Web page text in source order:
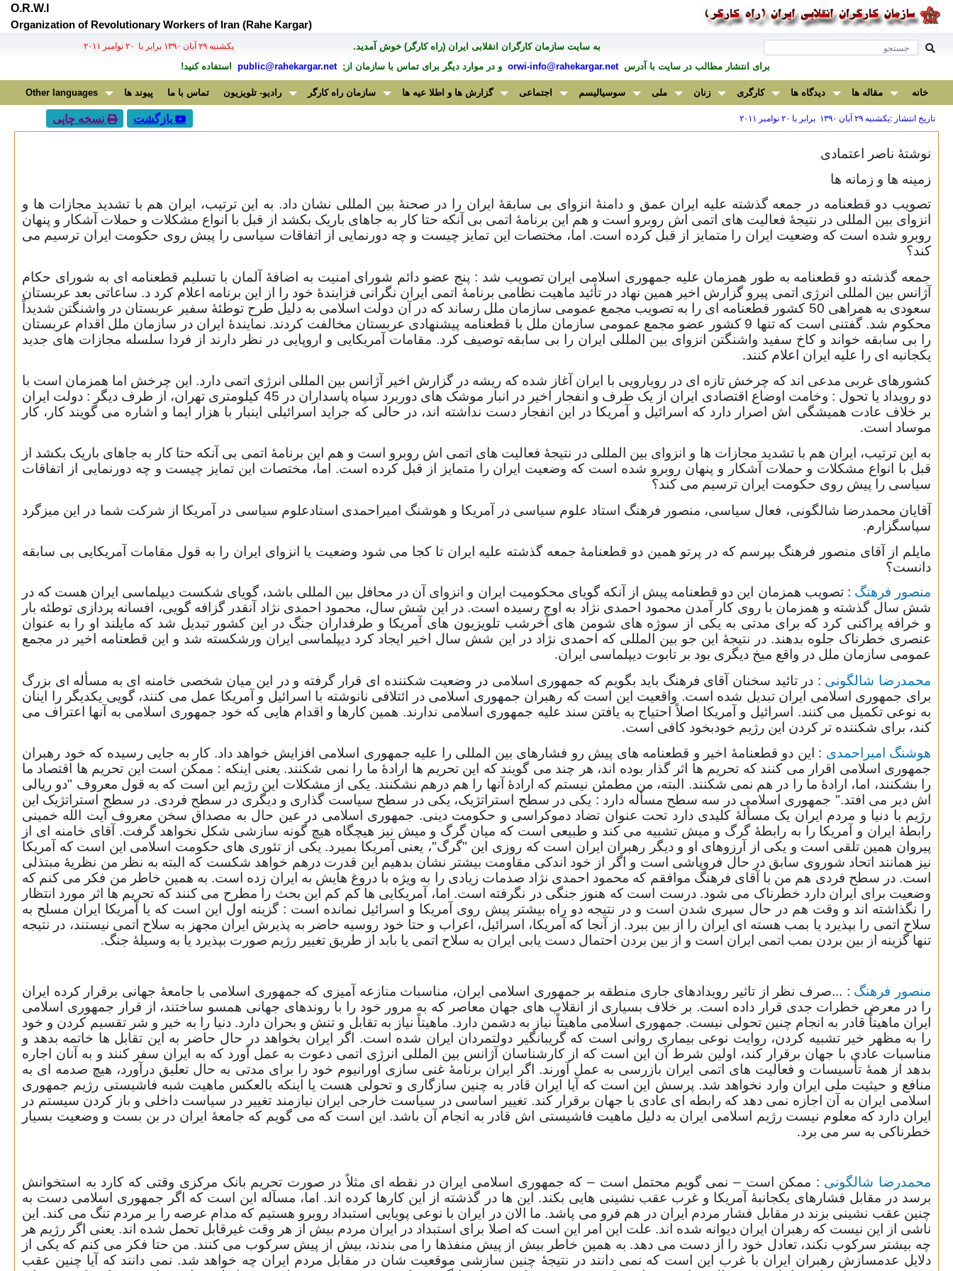
O.R.W.I
Organization of Revolutionary Workers of Iran (Rahe Kargar)
به سايت سازمان کارگران انقلابی ايران (راه کارگر) خوش آمديد. يكشنبه ۲۹ آبان ۱۳۹۰ برابر با ۲۰ نوامبر ۲۰۱۱
برای انتشار مطالب در سايت با آدرسorwi-info@rahekargar.net و در موارد ديگر برای تماس با سازمان از;public@rahekargar.net استفاده کنید!
خانه مقاله ها دیدگاه ها کارگری زنان ملی سوسیالیسم اجتماعی گزارش ها و اطلا عیه ها سازمان راه کارگر رادیو- تلویزیون تماس با ما پیوند ها Other languages
تاریخ انتشار :يكشنبه ۲۹ آبان ۱۳۹۰ برابر با ۲۰ نوامبر ۲۰۱۱ بازگشت نسخه چاپی
نوشتۀ ناصر اعتمادی
زمینه ها و زمانه ها
تصویب دو قطعنامه در جمعه گذشته علیه ایران عمق و دامنۀ انزوای بی سابقۀ ایران را در صحنۀ بین المللی نشان داد. به این ترتیب، ایران هم با تشدید مجازات ها و
انزوای بین المللی در نتیجۀ فعالیت های اتمی اش روبرو است و هم این برنامۀ اتمی بی آنکه حتا کار به جاهای باریک بکشد از قبل با انواع مشکلات و حملات آشکار و پنهان
روبرو شده است که وضعیت ایران را متمایز از قبل کرده است. اما، مختصات این تمایز چیست و چه دورنمایی از اتفاقات سیاسی را پیش روی حکومت ایران ترسیم می
کند؟
جمعه گذشته دو قطعنامه به طور همزمان علیه جمهوری اسلامی ایران تصویب شد : پنج عضو دائم شورای امنیت به اضافۀ آلمان با تسلیم قطعنامه ای به شورای حکام
آژانس بین المللی انرژی اتمی پیرو گزارش اخیر همین نهاد در تأئید ماهیت نظامی برنامۀ اتمی ایران نگرانی فزایندۀ خود را از این برنامه اعلام کرد د. ساعاتی بعد عربستان
سعودی به همراهی 50 کشور قطعنامه ای را به تصویب مجمع عمومی سازمان ملل رساند که در آن دولت اسلامی به دلیل طرح توطئۀ سفیر عربستان در واشنگتن شدیداً
محکوم شد. گفتنی است که تنها 9 کشور عضو مجمع عمومی سازمان ملل با قطعنامه پیشنهادی عربستان مخالفت کردند. نمایندۀ ایران در سازمان ملل اقدام عربستان
را بی سابقه خواند و کاخ سفید واشنگتن انزوای بین المللی ایران را بی سابقه توصیف کرد. مقامات آمریکایی و اروپایی در نظر دارند از فردا سلسله مجازات های جدید
یکجانبه ای را علیه ایران اعلام کنند.
کشورهای غربی مدعی اند که چرخش تازه ای در رویارویی با ایران آغاز شده که ریشه در گزارش اخیر آژانس بین المللی انرژی اتمی دارد. این چرخش اما همزمان است با
دو رویداد یا تحول : وخامت اوضاع اقتصادی ایران از یک طرف و انفجار اخیر در انبار موشک های دوربرد سپاه پاسداران در 45 کیلومتری تهران، از طرف دیگر : دولت ایران
بر خلاف عادت همیشگی اش اصرار دارد که اسرائیل و آمریکا در این انفجار دست نداشته اند، در حالی که جراید اسرائیلی اینبار با هزار ایما و اشاره می گویند کار، کار
موساد است.
به این ترتیب، ایران هم با تشدید مجازات ها و انزوای بین المللی در نتیجۀ فعالیت های اتمی اش روبرو است و هم این برنامۀ اتمی بی آنکه حتا کار به جاهای باریک بکشد از
قبل با انواع مشکلات و حملات آشکار و پنهان روبرو شده است که وضعیت ایران را متمایز از قبل کرده است. اما، مختصات این تمایز چیست و چه دورنمایی از اتفاقات
سیاسی را پیش روی حکومت ایران ترسیم می کند؟
آقایان محمدرضا شالگونی، فعال سیاسی، منصور فرهنگ استاد علوم سیاسی در آمریکا و هوشنگ امیراحمدی استادعلوم سیاسی در آمریکا از شرکت شما در این میزگرد
سپاسگزارم.
مایلم از آقای منصور فرهنگ بپرسم که در پرتو همین دو قطعنامۀ جمعه گذشته علیه ایران تا کجا می شود وضعیت یا انزوای ایران را به قول مقامات آمریکایی بی سابقه
دانست؟
منصور فرهنگ : تصویب همزمان این دو قطعنامه پیش از آنکه گویای محکومیت ایران و انزوای آن در محافل بین المللی باشد، گویای شکست دیپلماسی ایران هست که در
شش سال گذشته و همزمان با روی کار آمدن محمود احمدی نژاد به اوج رسیده است. در این شش سال، محمود احمدی نژاد آنقدر گزافه گویی، افسانه پردازی توطئه بار
و خرافه پراکنی کرد که برای مدتی به یکی از سوژه های شومن های آخرشب تلویزیون های آمریکا و طرفداران جنگ در این کشور تبدیل شد که مایلند او را به عنوان
عنصری خطرناک جلوه بدهند. در نتیجۀ این جو بین المللی که احمدی نژاد در این شش سال اخیر ایجاد کرد دیپلماسی ایران ورشکسته شد و این قطعنامه اخیر در مجمع
عمومی سازمان ملل در واقع میخ دیگری بود بر تابوت دیپلماسی ایران.
محمدرضا شالگونی : در تائید سخنان آقای فرهنگ باید بگویم که جمهوری اسلامی در وضعیت شکننده ای قرار گرفته و در این میان شخصی خامنه ای به مسأله ای بزرگ
برای جمهوری اسلامی ایران تبدیل شده است. واقعیت این است که رهبران جمهوری اسلامی در ائتلافی نانوشته با اسرائیل و آمریکا عمل می کنند، گویی یکدیگر را اینان
به نوعی تکمیل می کنند. اسرائیل و آمریکا اصلاً احتیاج به یافتن سند علیه جمهوری اسلامی ندارند. همین کارها و اقدام هایی که خود جمهوری اسلامی به آنها اعتراف می
کند، برای شکننده تر کردن این رژیم خودبخود کافی است.
هوشنگ امیراحمدی : این دو قطعنامۀ اخیر و قطعنامه های پیش رو فشارهای بین المللی را علیه جمهوری اسلامی افزایش خواهد داد. کار به جایی رسیده که خود رهبران
جمهوری اسلامی اقرار می کنند که تحریم ها اثر گذار بوده اند، هر چند می گویند که این تحریم ها ارادۀ ما را نمی شکنند. یعنی اینکه : ممکن است این تحریم ها اقتصاد ما
را بشکنند، اما، ارادۀ ما را در هم نمی شکنند. البته، من مطمئن نیستم که ارادۀ آنها را هم درهم نشکنند. یکی از مشکلات این رژیم این است که به قول معروف "دو ریالی
اش دیر می افتد." جمهوری اسلامی در سه سطح مسأله دارد : یکی در سطح استراتژیک، یکی در سطح سیاست گذاری و دیگری در سطح فردی. در سطح استراتژیک این
رژیم با دنیا و مردم ایران یک مسألۀ کلیدی دارد تحت عنوان تضاد دموکراسی و حکومت دینی. جمهوری اسلامی در عین حال به مصداق سخن معروف آیت الله خمینی
رابطۀ ایران و آمریکا را به رابطۀ گرگ و میش تشبیه می کند و طبیعی است که میان گرگ و میش نیز هیچگاه هیچ گونه سازشی شکل نخواهد گرفت. آقای خامنه ای از
پیروان همین تلقی است و یکی از آرزوهای او و دیگر رهبران ایران است که روزی این "گرگ"، یعنی آمریکا بمیرد. یکی از تئوری های حکومت اسلامی این است که آمریکا
نیز همانند اتحاد شوروی سابق در حال فروپاشی است و اگر از خود اندکی مقاومت بیشتر نشان بدهیم این قدرت درهم خواهد شکست که البته به نظر من نظریۀ مبتذلی
است. در سطح فردی هم من با آقای فرهنگ موافقم که محمود احمدی نژاد صدمات زیادی را به ویژه با دروغ هایش به ایران زده است. به همین خاطر من فکر می کنم که
وضعیت برای ایران دارد خطرناک می شود. درست است که هنوز جنگی در نگرفته است. اما، آمریکایی ها کم کم این بحث را مطرح می کنند که تحریم ها اثر مورد انتظار
را نگذاشته اند و وقت هم در حال سپری شدن است و در نتیجه دو راه بیشتر پیش روی آمریکا و اسرائیل نمانده است : گزینه اول این است که یا آمریکا ایران مسلح به
سلاح اتمی را بپذیرد یا بمب هسته ای ایران را از بین ببرد. از آنجا که آمریکا، اسرائیل، اعراب و حتا خود روسیه حاضر به پذیرش ایران مجهز به سلاح اتمی نیستند، در نتیجه
تنها گزینه از بین بردن بمب اتمی ایران است و از بین بردن احتمال دست یابی ایران به سلاح اتمی یا بابد از طریق تغییر رژیم صورت بپذیرد یا به وسیلۀ جنگ.
منصور فرهنگ : ...صرف نظر از تاثیر رویدادهای جاری منطقه بر جمهوری اسلامی ایران، مناسبات منازعه آمیزی که جمهوری اسلامی با جامعۀ جهانی برقرار کرده ایران
را در معرض خطرات جدی قرار داده است. بر خلاف بسیاری از انقلاب های جهان معاصر که به مرور خود را با روندهای جهانی همسو ساختند، از قرار جمهوری اسلامی
ایران ماهیتاً قادر به انجام چنین تحولی نیست. جمهوری اسلامی ماهیتاً نیاز به دشمن دارد. ماهیتاً نیاز به تقابل و تنش و بحران دارد. دنیا را به خیر و شر تقسیم کردن و خود
را به مظهر خیر تشبیه کردن، روایت نوعی بیماری روانی است که گریبانگیر دولتمردان ایران شده است. اگر ایران بخواهد در حال حاضر به این تقابل ها خاتمه بدهد و
مناسبات عادی با جهان برقرار کند، اولین شرط آن این است که از کارشناسان آژانس بین المللی انرژی اتمی دعوت به عمل آورد که به ایران سفر کنند و به آنان اجاره
بدهد از همۀ تأسیسات و فعالیت های اتمی ایران بازرسی به عمل آورند. اگر ایران برنامۀ غنی سازی اورانیوم خود را برای مدتی به حال تعلیق درآورد، هیچ صدمه ای به
منافع و حیثیت ملی ایران وارد نخواهد شد. پرسش این است که آیا ایران قادر به چنین سازگاری و تحولی هست یا اینکه بالعکس ماهیت شبه فاشیستی رژیم جمهوری
اسلامی ایران به آن اجازه نمی دهد که رابطه ای عادی با جهان برقرار کند. تغییر اساسی در سیاست خارجی ایران نیازمند تغییر در سیاست داخلی و باز کردن سیستم در
ایران دارد که معلوم نیست رژیم اسلامی ایران به دلیل ماهیت فاشیستی اش قادر به انجام آن باشد. این است که می گویم که جامعۀ ایران در بن بست و وضعیت بسیار
خطرناکی به سر می برد.
محمدرضا شالگونی : ممکن است – نمی گویم محتمل است – که جمهوری اسلامی ایران در نقطه ای مثلاً در صورت تحریم بانک مرکزی وقتی که کارد به استخوانش
برسد در مقابل فشارهای یکجانبۀ آمریکا و غرب عقب نشینی هایی بکند. این ها در گذشته از این کارها کرده اند. اما، مسآله این است که اگر جمهوری اسلامی دست به
چنین عقب نشینی بزند در مقابل فشار مردم ایران در هم فرو می پاشد. ما الان در ایران با نوعی پویایی استبداد روبرو هستیم که مدام عرصه را بر مردم تنگ می کند. این
ناشی از این نیست که رهبران ایران دیوانه شده اند. علت این امر این است که اصلا برای استبداد در ایران مردم بیش از هر وقت غیرقابل تحمل شده اند. یعنی اگر رژیم هر
چه بیشتر سرکوب نکند، تعادل خود را از دست می دهد. به همین خاطر بیش از پیش منفذها را می بندند، بیش از پیش سرکوب می کنند. من حتا فکر می کنم که یکی از
دلایل عدمسازش رهبران ایران با غرب این است که نمی دانند در نتیجۀ چنین سازشی موقعیت شان در مقابل مردم ایران چه خواهد شد. نمی دانند که آیا چنین عقب